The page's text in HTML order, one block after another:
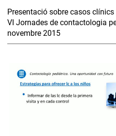
Presentació sobre casos
VI Jornades de contactologia
novembre 2015